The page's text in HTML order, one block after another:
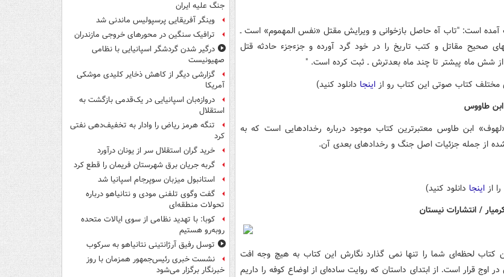
آمده است: "تاب آه حاصل بازخوانی و ویرایش مقتل «نفس المهموم» است ـ
صحیح مقاتل و کتب تاریخ را در خود گرد آورده و جزءجزء حادثه قتل
شش ماه پیشتر تا چند ماه بعدترش ـ ثبت کرده است. "
کتاب صوتی این کتاب رو از اینجا دانلود کنید)
ابن طاوس معتبرترین کتاب موجود درباره رخدادهایى است که به
شده از جمله جزئیات اصل جنگ و رخدادهاى بعدى آن.
از اینجا دانلود کنید)
کتاب لحظه‌ای شما را تنها نمی گذارد نگارش این کتاب به هیچ وجه افت
در اوج قرار است. از ابتدای داستان که روایت ساده‌ای از اوضاع کوفه را داریم
جنگ علیه ایران
وینگر آفریقایی پرسپولیس ماندنی شد
ترافیک سنگین در محورهای خروجی مازندران
درگیر شدن گردشگر اسپانیایی با نظامی
صهیونیست
گزارشی دیگر از کاهش ذخایر کلیدی موشکی
آمریکا
دروازه‌بان اسپانیایی در یک‌قدمی بازگشت به
استقلال
تنگه هرمز ریاض را وادار به تخفیف‌دهی نفتی
کرد
خرید گران استقلال سر از یونان درآورد
گربه جریان برق شهرستان فریمان را قطع کرد
استانبول میزبان سوپرجام اسپانیا شد
گفت وگوی تلفنی مودی و نتانیاهو درباره
تحولات منطقه‌ای
کوبا: با تهدید نظامی از سوی ایالات متحده
روبه‌رو هستیم
توسل رفیق آرژانتینی نتانیاهو به سرکوب
نشست خبری رئیس‌جمهور همزمان با روز
خبرنگار برگزار می‌شود